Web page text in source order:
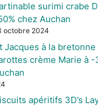
surimi crabe
chez Auchan
octobre 2024
Jacques à la
crème Marie à -
apéritifs 3D’s